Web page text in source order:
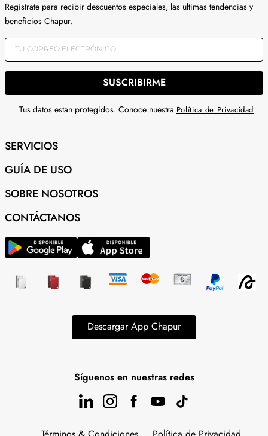
Registrate para recibir descuentos especiales, las ultimas tendencias y
beneficios Chapur.
SUSCRIBIRME
Tus datos estan protegidos. Conoce nuestra Política de Privacidad
SERVICIOS
GUÍA DE USO
SOBRE NOSOTROS
CONTÁCTANOS
Descargar App Chapur
Síguenos en nuestras redes